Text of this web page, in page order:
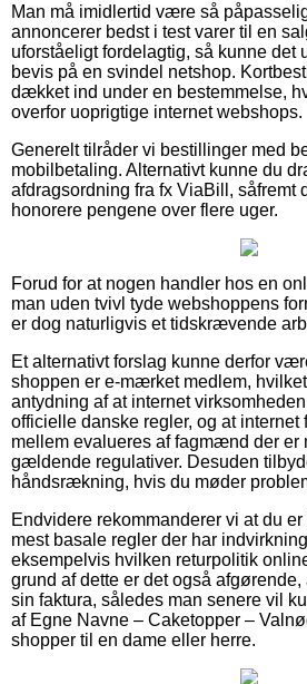
Man må imidlertid være så
annoncerer bedst i test varer til en
uforståeligt fordelagtig, så kunne det
bevis på en svindel netshop.
dækket ind under en bestemmelse,
overfor uoprigtige internet webshops.
Generelt tilråder vi bestillinger med
mobilbetaling. Alternativt kunne du
afdragsordning fra fx ViaBill, såfremt
honorere pengene over flere uger.
Forud for at nogen handler hos en
man uden tvivl tyde webshoppens
er dog naturligvis et tidskrævende
Et alternativt forslag kunne derfor
shoppen er e-mærket medlem,
antydning af at internet
officielle danske regler, og at internet
mellem evalueres af fagmænd der er
gældende regulativer. Desuden
håndsrækning, hvis du møder
Endvidere rekommanderer vi at du
mest basale regler der har
eksempelvis hvilken returpolitik
grund af dette er det også
sin faktura, således man senere vil
af Egne Navne – Caketopper –
shopper til en dame eller herre.